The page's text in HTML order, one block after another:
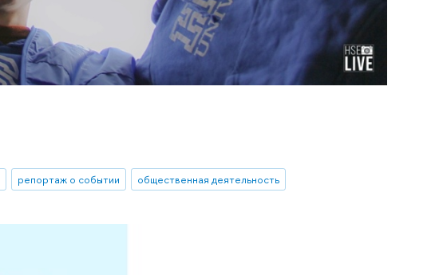
репортаж о событии общественная деятельность